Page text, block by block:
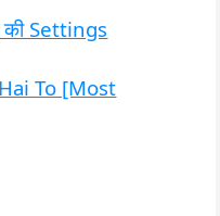
की Settings
To [Most